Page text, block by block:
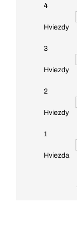
4
Hviezdy
3
Hviezdy
2
Hviezdy
1
Hviezda